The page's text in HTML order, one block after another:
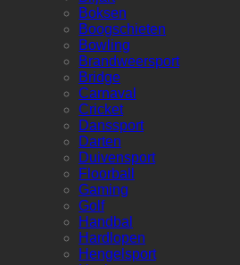
Boksen
Boogschieten
Bowling
Brandweersport
Bridge
Carnaval
Cricket
Danssport
Darten
Duivensport
Floorball
Gaming
Golf
Handbal
Hardlopen
Hengelsport